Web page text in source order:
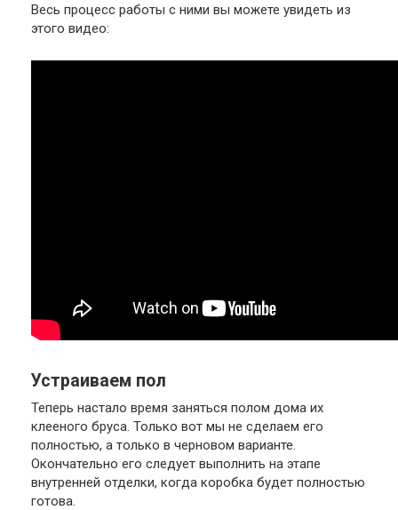
Весь процесс работы с ними вы можете увидеть из
этого видео:
Устраиваем пол
Теперь настало время заняться полом дома их
клееного бруса. Только вот мы не сделаем его
полностью, а только в черновом варианте.
Окончательно его следует выполнить на этапе
внутренней отделки, когда коробка будет полностью
готова.